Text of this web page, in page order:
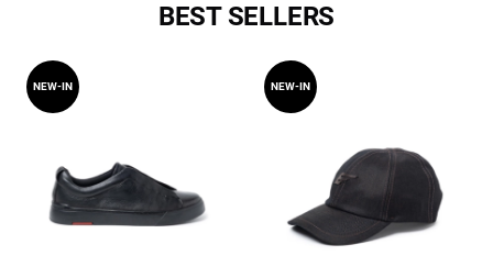
BEST SELLERS
NEW-IN NEW-IN